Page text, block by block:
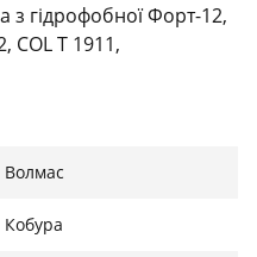
з гідрофобноїФорт-12,
COL T 1911,
Волмас
Кобура